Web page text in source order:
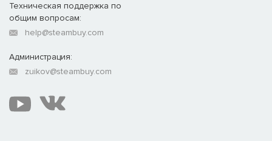
Техническая поддержка по
общим вопросам:
help@steambuy.com
Администрация:
zuikov@steambuy.com